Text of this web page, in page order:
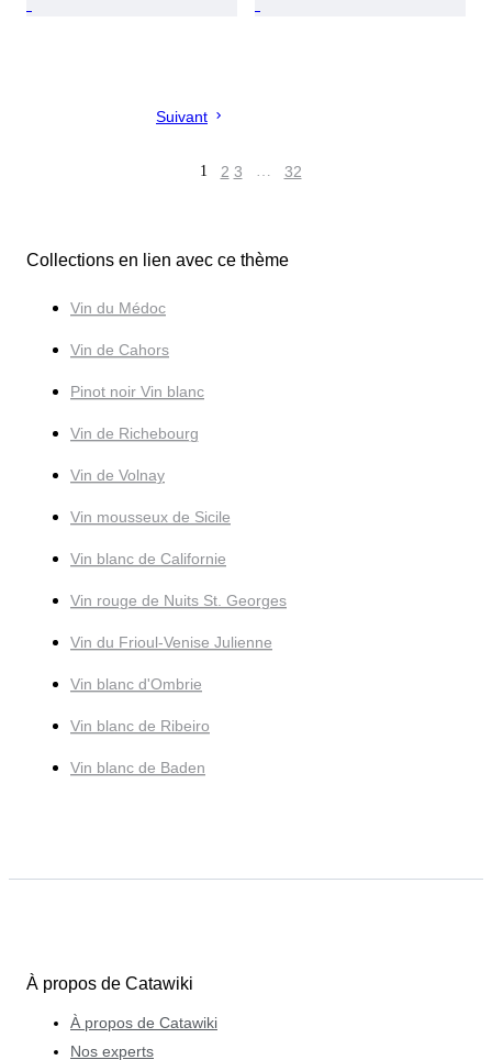
Suivant
1 2 3 … 32
Collections en lien avec ce thème
Vin du Médoc
Vin de Cahors
Pinot noir Vin blanc
Vin de Richebourg
Vin de Volnay
Vin mousseux de Sicile
Vin blanc de Californie
Vin rouge de Nuits St. Georges
Vin du Frioul-Venise Julienne
Vin blanc d'Ombrie
Vin blanc de Ribeiro
Vin blanc de Baden
À propos de Catawiki
À propos de Catawiki
Nos experts